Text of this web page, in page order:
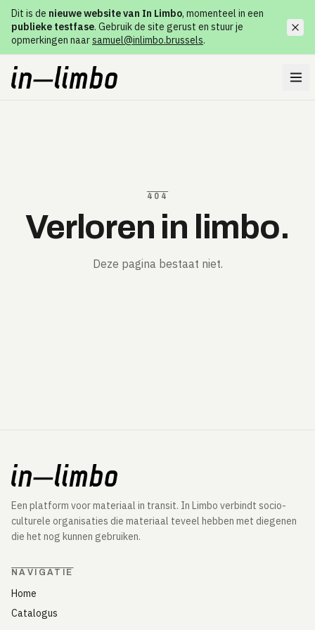
Dit is de nieuwe website van In Limbo, momenteel in een
publieke testfase. Gebruik de site gerust en stuur je
opmerkingen naarsamuel@inlimbo.brussels.
404
Verloren in limbo.
Deze pagina bestaat niet.
Een platform voor materiaal in transit. In Limbo verbindt socio-
culturele organisaties die materiaal teveel hebben met diegenen
die het nog kunnen gebruiken.
NAVIGATIE
Home
Catalogus